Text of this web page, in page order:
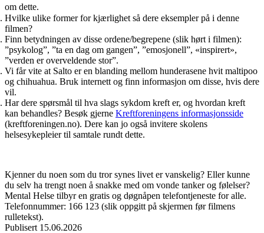
om dette.
Hvilke ulike former for kjærlighet så dere eksempler på i denne
filmen?
Finn betydningen av disse ordene/begrepene (slik hørt i filmen):
”psykolog”, ”ta en dag om gangen”, ”emosjonell”, «inspirert»,
”verden er overveldende stor”.
Vi får vite at Salto er en blanding mellom hunderasene hvit maltipoo
og chihuahua. Bruk internett og finn informasjon om disse, hvis dere
vil.
Har dere spørsmål til hva slags sykdom kreft er, og hvordan kreft
kan behandles? Besøk gjerne Kreftforeningens informasjonsside
(kreftforeningen.no). Dere kan jo også invitere skolens
helsesykepleier til samtale rundt dette.
Kjenner du noen som du tror synes livet er vanskelig? Eller kunne
du selv ha trengt noen å snakke med om vonde tanker og følelser?
Mental Helse tilbyr en gratis og døgnåpen telefontjeneste for alle.
Telefonnummer: 166 123 (slik oppgitt på skjermen før filmens
rulletekst).
Publisert 15.06.2026